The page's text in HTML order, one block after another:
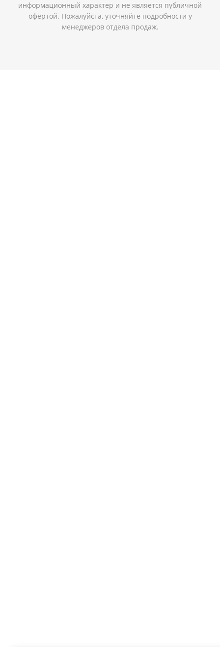
информационный характер и не является публичной
офертой. Пожалуйста, уточняйте подробности у
менеджеров отдела продаж.